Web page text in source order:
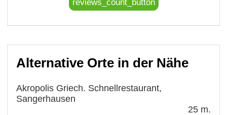
reviews_count_button
Alternative Orte in der Nähe
Akropolis Griech. Schnellrestaurant,
Sangerhausen
25 m.